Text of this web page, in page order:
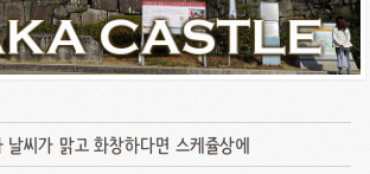
날씨가 맑고 화창하다면 스케쥴상에